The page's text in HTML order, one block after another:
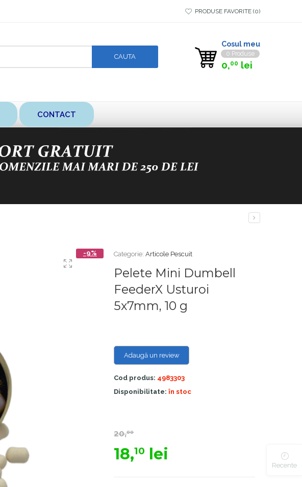
PRODUSE FAVORITE 0
Cosul meu
0 Produse
0,00 lei
CONTACT
-9% Categorie:Articole Pescuit
Pelete Mini Dumbell
FeederX Usturoi
5x7mm, 10 g
Adaugă un review
Cod produs: 4983303
Disponibilitate: în stoc
20,00
18,10 lei
Recente